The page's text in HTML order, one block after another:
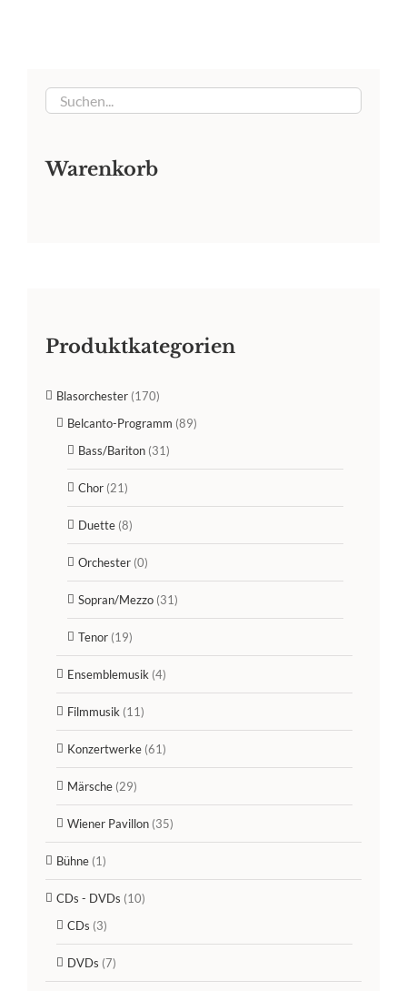
Produktkategorien
Blasorchester (170)
Belcanto-Programm (89)
Bass/Bariton (31)
Chor (21)
Duette (8)
Orchester (0)
Sopran/Mezzo (31)
Tenor (19)
Ensemblemusik (4)
Filmmusik (11)
Konzertwerke (61)
Märsche (29)
Wiener Pavillon (35)
Bühne (1)
CDs - DVDs (10)
CDs (3)
DVDs (7)
Warenkorb